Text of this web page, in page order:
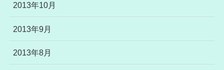
2013年10月
2013年9月
2013年8月